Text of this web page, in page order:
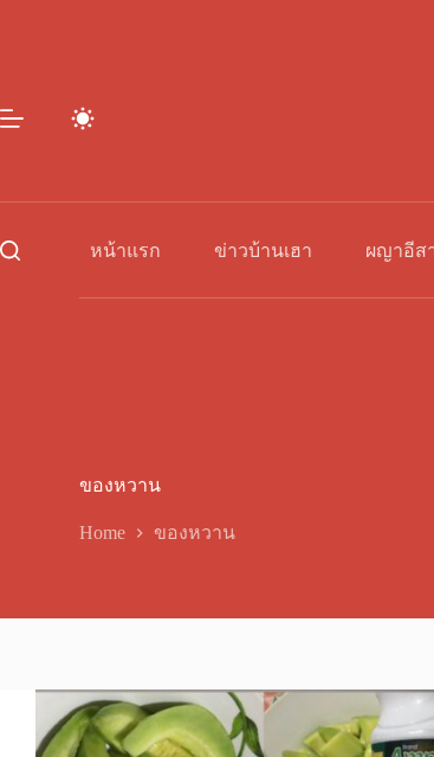
หน้าแรก ข่าวบ้านเฮา ผญาอีส
ของหวาน
Home ของหวาน